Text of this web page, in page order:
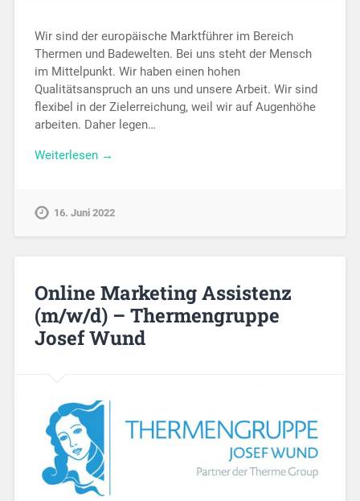
Wir sind der europäische Marktführer im Bereich
Thermen und Badewelten. Bei uns steht der Mensch
im Mittelpunkt. Wir haben einen hohen
Qualitätsanspruch an uns und unsere Arbeit. Wir sind
flexibel in der Zielerreichung, weil wir auf Augenhöhe
arbeiten. Daher legen…
Weiterlesen →
16. Juni 2022
Online Marketing Assistenz
(m/w/d) – Thermengruppe
Josef Wund